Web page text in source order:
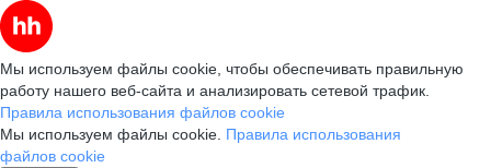
Мы используем файлы cookie, чтобы обеспечивать правильную
работу нашего веб-сайта и анализировать сетевой трафик.
Правила использования файлов cookie
Мы используем файлы cookie. Правила использования
файлов cookie